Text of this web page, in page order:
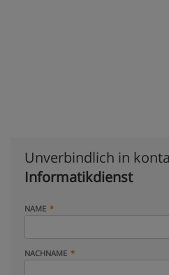
Unverbindlich in
Informatikdienst
NAME
NACHNAME